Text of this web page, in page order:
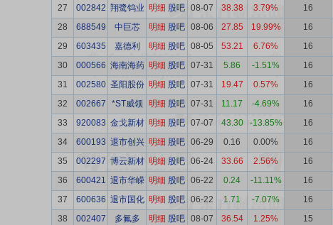
27
002842 翔鹭钨业 明细 股吧 08-07 38.38 3.79% 16
28
688549 中巨芯 明细 股吧 08-06 27.85 19.99% 16
29
603435 嘉德利 明细 股吧 08-05 53.21 6.76% 16
30
000566 海南海药 明细 股吧 07-31 5.86 -1.51% 16
31
002580 圣阳股份 明细 股吧 07-31 19.47 0.57% 16
32
002667 *ST威领 明细 股吧 07-31 11.17 -4.69% 16
33
920083 金戈新材 明细 股吧 07-07 43.30 -13.85% 16
34
600193 退市创兴 明细 股吧 06-29 0.16 0.00% 16
35
002297 博云新材 明细 股吧 06-24 33.66 2.56% 16
36
600421 退市华嵘 明细 股吧 06-22 0.24 -11.11% 16
37
600636 退市国化 明细 股吧 06-22 1.71 -7.07% 16
38
002407 多氟多 明细 股吧 08-07 36.54 1.25% 15